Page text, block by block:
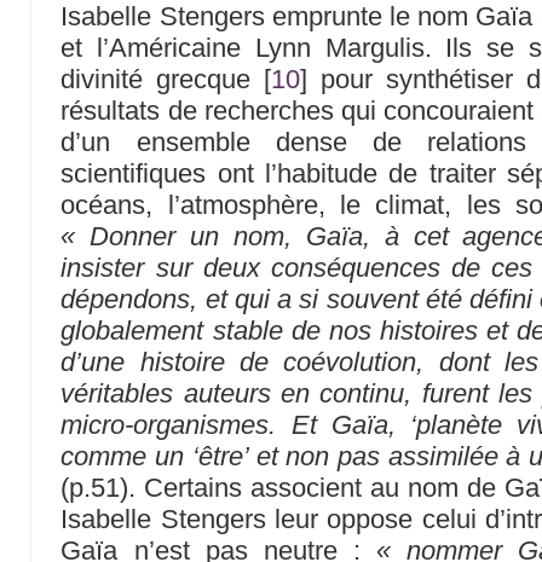
Isabelle Stengers emprunte le nom Gaïa
et l’Américaine Lynn Margulis. Ils se
divinité grecque [10] pour synthétiser
résultats de recherches qui concouraient
d’un ensemble dense de
scientifiques ont l’habitude de traiter
océans, l’atmosphère, le climat, les
« Donner un nom, Gaïa, à cet
insister sur deux conséquences de
dépendons, et qui a si souvent été défini
globalement stable de nos histoires et
d’une histoire de coévolution, dont
véritables auteurs en continu, furent
micro-organismes. Et Gaïa, ‘planète
comme un ‘être’ et non pas assimilée à
(p.51). Certains associent au nom de
Isabelle Stengers leur oppose celui
Gaïa n’est pas neutre : « nommer